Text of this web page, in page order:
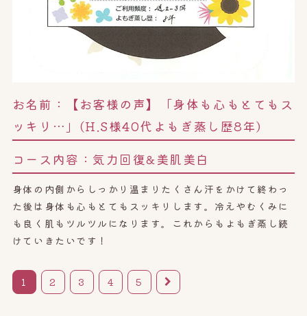
お名前：
【お客様の声】「身体も心もとてもス
ッキリ…」(H.S様40代よもぎ蒸し歴8年)
コース内容： 気力回復&美肌美白
身体の内側からしっかり温まりたくさん汗をかけて終わっ
た後は身体も心もとてもスッキリします。冷えやむくみに
も良く肌もツルツルになります。これからもよもぎ蒸し続
けていきたいです！
1 2 3 4 5